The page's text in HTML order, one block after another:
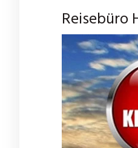
Reisebüro